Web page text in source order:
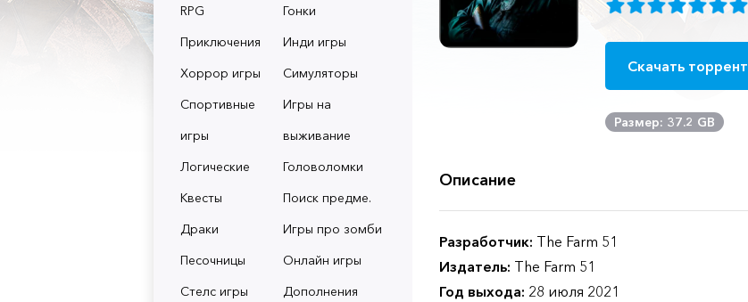
RPG
Гонки
Приключения
Инди игры
Хоррор игры
Симуляторы
Спортивные
игры
Игры на
выживание
Логические
Головоломки
Квесты
Поиск предме.
Драки
Игры про зомби
Песочницы
Онлайн игры
Стелс игры
Дополнения
Скачать торрент
Размер: 37.2 GB
Описание
Разработчик: The Farm 51
Издатель: The Farm 51
Год выхода: 28 июля 2021